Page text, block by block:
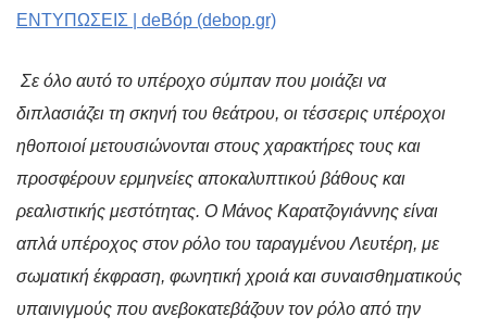
ΕΝΤΥΠΩΣΕΙΣ | deBóp (debop.gr)
Σε όλο αυτό το υπέροχο σύμπαν που μοιάζει να
διπλασιάζει τη σκηνή του θεάτρου, οι τέσσερις υπέροχοι
ηθοποιοί μετουσιώνονται στους χαρακτήρες τους και
προσφέρουν ερμηνείες αποκαλυπτικού βάθους και
ρεαλιστικής μεστότητας. Ο Μάνος Καρατζογιάννης είναι
απλά υπέροχος στον ρόλο του ταραγμένου Λευτέρη, με
σωματική έκφραση, φωνητική χροιά και συναισθηματικούς
υπαινιγμούς που ανεβοκατεβάζουν τον ρόλο από την